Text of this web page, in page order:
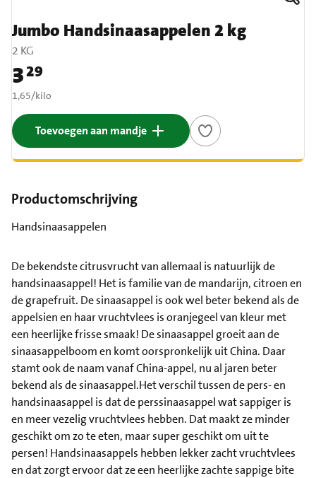
Jumbo Handsinaasappelen 2 kg
2 KG
Prijs: € 3,29
329
€ 1,65 per kilo
1,65/kilo
Toevoegen aan mandje
Productomschrijving
Handsinaasappelen
De bekendste citrusvrucht van allemaal is natuurlijk de
handsinaasappel! Het is familie van de mandarijn, citroen en
de grapefruit. De sinaasappel is ook wel beter bekend als de
appelsien en haar vruchtvlees is oranjegeel van kleur met
een heerlijke frisse smaak! De sinaasappel groeit aan de
sinaasappelboom en komt oorspronkelijk uit China. Daar
stamt ook de naam vanaf China-appel, nu al jaren beter
bekend als de sinaasappel.Het verschil tussen de pers- en
handsinaasappel is dat de perssinaasappel wat sappiger is
en meer vezelig vruchtvlees hebben. Dat maakt ze minder
geschikt om zo te eten, maar super geschikt om uit te
persen! Handsinaasappels hebben lekker zacht vruchtvlees
en dat zorgt ervoor dat ze een heerlijke zachte sappige bite